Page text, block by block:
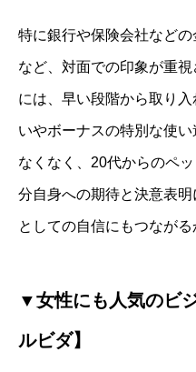
特に銀行や保険会社など
など、対面での印象が重
には、早い段階から取り
いやボーナスの特別な使
なくなく、20代からのペ
分自身への期待と決意表
としての自信にもつながる
▼女性にも人気のビ
ルビダ】